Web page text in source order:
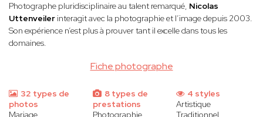
Fiche photographe
Photographe pluridisciplinaire au talent remarqué, Nicolas
Uttenveilerinteragit avec la photographie et l’image depuis 2003.
Son expérience n’est plus à prouver tant il excelle dans tous les
domaines.
32 types de
photos
Mariage
8 types de
prestations
Photographie
4 styles
Artistique
Traditionnel